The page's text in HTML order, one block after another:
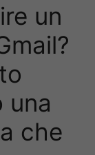
un
una
che